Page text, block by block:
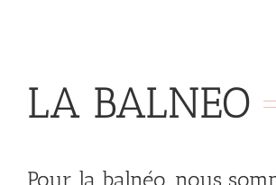
LA BALNEO
Pour la balnéo, nous